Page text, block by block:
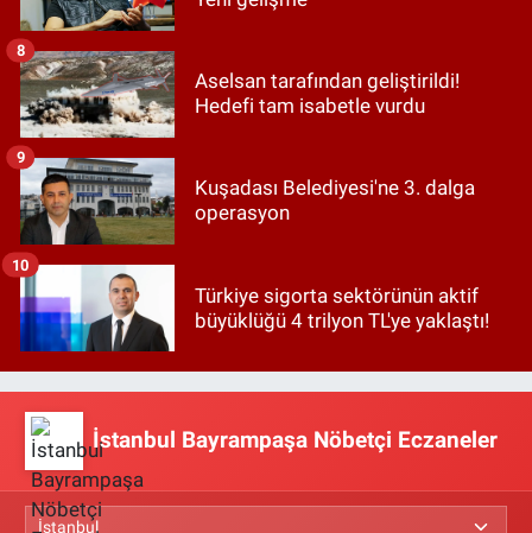
Aselsan tarafından geliştirildi!
Hedefi tam isabetle vurdu
8
Kuşadası Belediyesi'ne 3. dalga
operasyon
9
Türkiye sigorta sektörünün aktif
büyüklüğü 4 trilyon TL'ye yaklaştı!
10
İstanbul Bayrampaşa Nöbetçi Eczaneler